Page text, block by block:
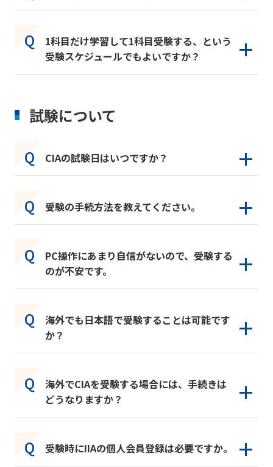
1科目だけ学習して1科目受験する、という
受験スケジュールでもよいですか？
試験について
CIAの試験日はいつですか？
受験の手続方法を教えてください。
PC操作にあまり自信がないので、受験する
のが不安です。
海外でも日本語で受験することは可能です
か？
海外でCIAを受験する場合には、手続きは
どうなりますか？
受験時にIIAの個人会員登録は必要ですか。